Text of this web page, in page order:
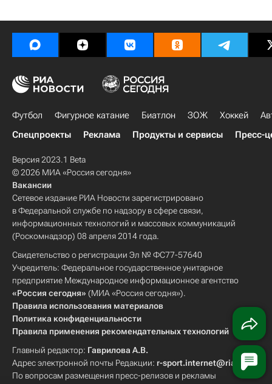
Футбол Фигурное катание Биатлон ЗОЖ Хоккей
Спецпроекты
Реклама Продукты и сервисы Пресс-
Версия 2023.1 Beta
© 2026 МИА «Россия сегодня»
Вакансии
Сетевое издание РИА Новости зарегистрировано
в Федеральной службе по надзору в сфере связи,
информационных технологий и массовых коммуникаций
(Роскомнадзор) 08 апреля 2014 года.
Свидетельство о регистрации Эл № ФС77-57640
Учредитель: Федеральное государственное унитарное
предприятие Международное информационное агентство
«Россия сегодня» (МИА «Россия сегодня»).
Правила использования материалов
Политика конфиденциальности
Правила применения рекомендательных технологий
Главный редактор: Гаврилова А.В.
Адрес электронной почты Редакции: r-sport.internet@ria.ru
По вопросам размещения пресс-релизов и рекламы